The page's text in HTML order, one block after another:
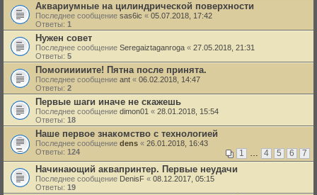
Аквариумные на цилиндрической поверхности
Последнее сообщение sas6ic « 05.07.2018, 17:42
Ответы: 1
Нужен совет
Последнее сообщение Seregaiztaganroga « 27.05.2018, 21:31
Ответы: 5
Помогииииите! Пятна после принята.
Последнее сообщение ant « 06.02.2018, 14:47
Ответы: 2
Первые шаги иначе не скажешь
Последнее сообщение dimon01 « 28.01.2018, 15:54
Ответы: 18
Наше первое знакомство с технологией
Последнее сообщение dens « 26.01.2018, 16:43
Ответы: 124 1 … 4 5 6 7
Начинающий аквапринтер. Первые неудачи
Последнее сообщение DenisF « 08.12.2017, 05:15
Ответы: 19